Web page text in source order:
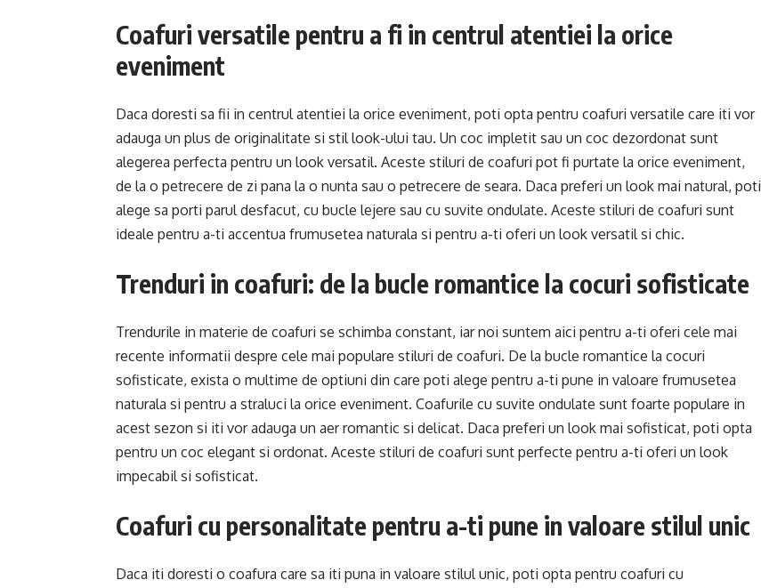
Coafuri versatile pentru a fi in centrul atentiei la orice
eveniment
Daca doresti sa fii in centrul atentiei la orice eveniment, poti opta pentru coafuri versatile care iti vor
adauga un plus de originalitate si stil look-ului tau. Un coc impletit sau un coc dezordonat sunt
alegerea perfecta pentru un look versatil. Aceste stiluri de coafuri pot fi purtate la orice eveniment,
de la o petrecere de zi pana la o nunta sau o petrecere de seara. Daca preferi un look mai natural, poti
alege sa porti parul desfacut, cu bucle lejere sau cu suvite ondulate. Aceste stiluri de coafuri sunt
ideale pentru a-ti accentua frumusetea naturala si pentru a-ti oferi un look versatil si chic.
Trenduri in coafuri: de la bucle romantice la cocuri sofisticate
Trendurile in materie de coafuri se schimba constant, iar noi suntem aici pentru a-ti oferi cele mai
recente informatii despre cele mai populare stiluri de coafuri. De la bucle romantice la cocuri
sofisticate, exista o multime de optiuni din care poti alege pentru a-ti pune in valoare frumusetea
naturala si pentru a straluci la orice eveniment. Coafurile cu suvite ondulate sunt foarte populare in
acest sezon si iti vor adauga un aer romantic si delicat. Daca preferi un look mai sofisticat, poti opta
pentru un coc elegant si ordonat. Aceste stiluri de coafuri sunt perfecte pentru a-ti oferi un look
impecabil si sofisticat.
Coafuri cu personalitate pentru a-ti pune in valoare stilul unic
Daca iti doresti o coafura care sa iti puna in valoare stilul unic, poti opta pentru coafuri cu